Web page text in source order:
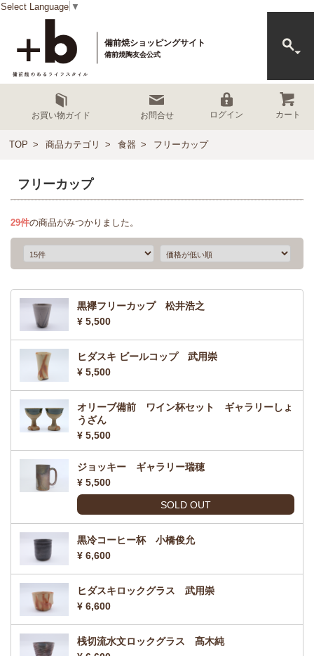
Select Language ▼
備前焼ショッピングサイト
備前焼陶友会公式
お買い物ガイド お問合せ ログイン カート
TOP 商品カテゴリ 食器 フリーカップ
フリーカップ
29件の商品がみつかりました。
黒襷フリーカップ 松井浩之
¥ 5,500
ヒダスキ ビールコップ 武用崇
¥ 5,500
オリーブ備前 ワイン杯セット ギャラリーしょ
うざん
¥ 5,500
ジョッキー ギャラリー瑞穂
¥ 5,500
SOLD OUT
黒冷コーヒー杯 小橋俊允
¥ 6,600
ヒダスキロックグラス 武用崇
¥ 6,600
桟切流水文ロックグラス 髙木純